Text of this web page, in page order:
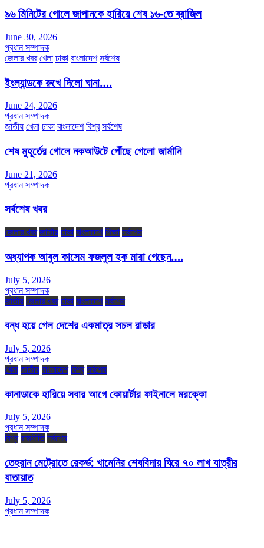
৯৬ মিনিটের গোলে জাপানকে হারিয়ে শেষ ১৬-তে ব্রাজিল
June 30, 2026
প্রধান সম্পাদক
জেলার খবর খেলা ঢাকা বাংলাদেশ সর্বশেষ
ইংল্যান্ডকে রুখে দিলো ঘানা….
June 24, 2026
প্রধান সম্পাদক
জাতীয় খেলা ঢাকা বাংলাদেশ বিশ্ব সর্বশেষ
শেষ মুহূর্তের গোলে নকআউটে পৌঁছে গেলো জার্মানি
June 21, 2026
প্রধান সম্পাদক
সর্বশেষ খবর
জেলার খবর জাতীয় ঢাকা বাংলাদেশ শিক্ষা সর্বশেষ
অধ্যাপক আবুল কাসেম ফজলুল হক মারা গেছেন….
July 5, 2026
প্রধান সম্পাদক
জাতীয় জেলার খবর ঢাকা বাংলাদেশ সর্বশেষ
বন্ধ হয়ে গেল দেশের একমাত্র সচল রাডার
July 5, 2026
প্রধান সম্পাদক
খেলা জাতীয় বাংলাদেশ বিশ্ব সর্বশেষ
কানাডাকে হারিয়ে সবার আগে কোয়ার্টার ফাইনালে মরক্কো
July 5, 2026
প্রধান সম্পাদক
বিশ্ব রাজনীতি সর্বশেষ
তেহরান মেট্রোতে রেকর্ড: খামেনির শেষবিদায় ঘিরে ৭০ লাখ যাত্রীর
যাতায়াত
July 5, 2026
প্রধান সম্পাদক